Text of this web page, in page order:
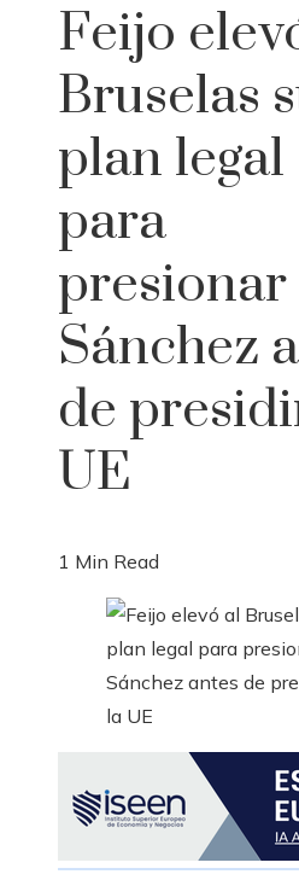
Feijo
Bruselas
plan legal
para
presionar
Sánchez
de
UE
1 Min Read